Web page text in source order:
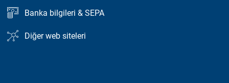
Banka bilgileri & SEPA
Diğer web siteleri